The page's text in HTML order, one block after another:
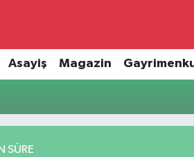
Asayiş Magazin
SÜRE